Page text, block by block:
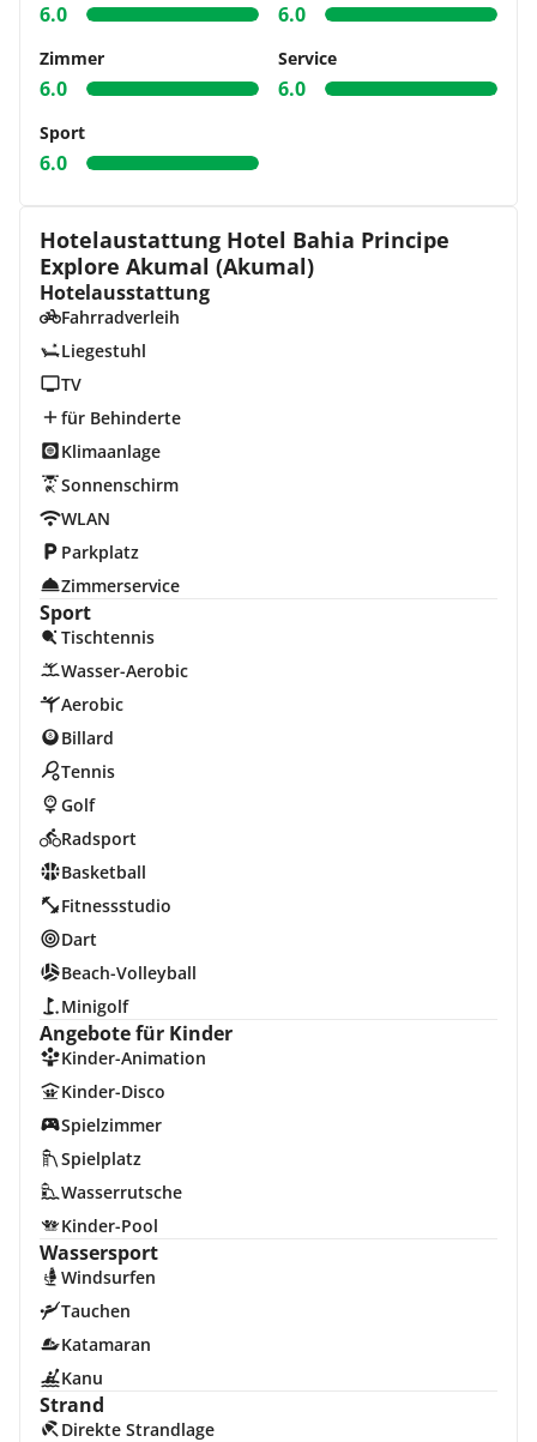
6.0 6.0
Zimmer
6.0
Service
6.0
Sport
6.0
Hotelaustattung Hotel Bahia Principe
Explore Akumal (Akumal)
Hotelausstattung
Fahrradverleih
Liegestuhl
TV
für Behinderte
Klimaanlage
Sonnenschirm
WLAN
Parkplatz
Zimmerservice
Sport
Tischtennis
Wasser-Aerobic
Aerobic
Billard
Tennis
Golf
Radsport
Basketball
Fitnessstudio
Dart
Beach-Volleyball
Minigolf
Angebote für Kinder
Kinder-Animation
Kinder-Disco
Spielzimmer
Spielplatz
Wasserrutsche
Kinder-Pool
Wassersport
Windsurfen
Tauchen
Katamaran
Kanu
Strand
Direkte Strandlage